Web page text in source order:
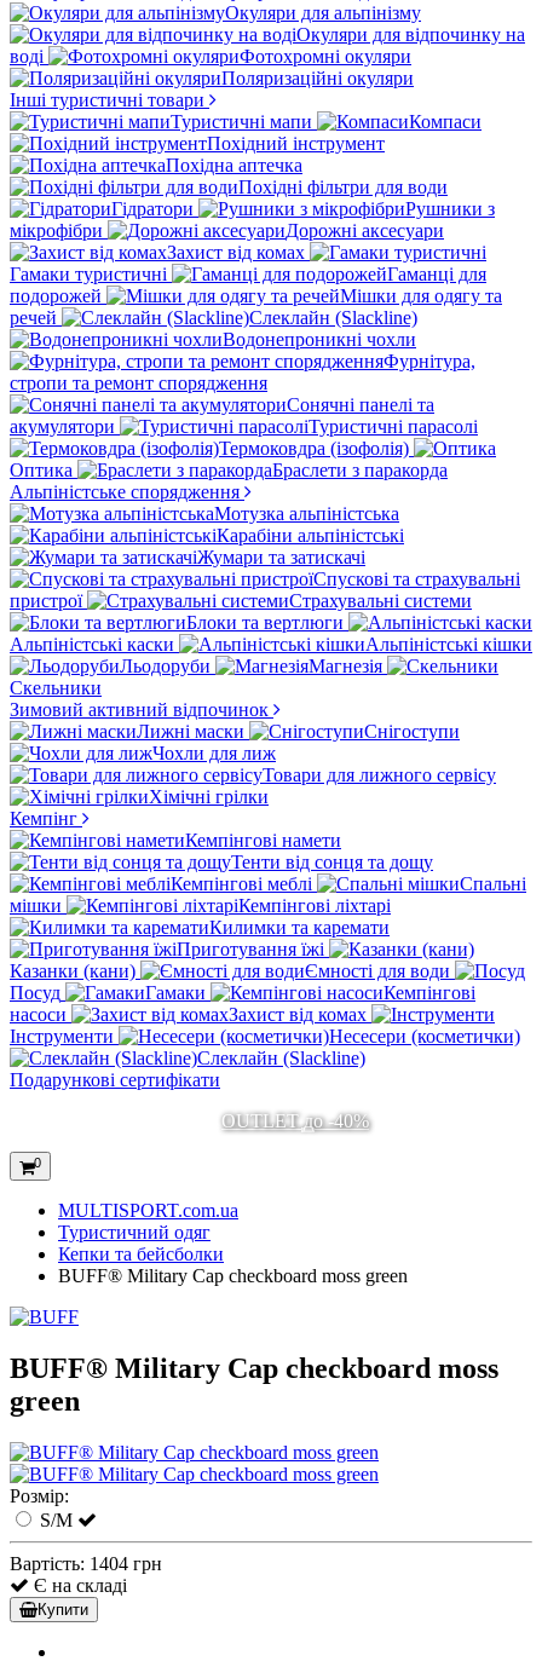
Окуляри для альпінізму
Окуляри для відпочинку на
воді
Фотохромні окуляри
Поляризаційні окуляри
Інші туристичні товари
Туристичні мапи
Компаси
Похідний інструмент
Похідна аптечка
Похідні фільтри для води
Гідратори
Рушники з
мікрофібри
Дорожні аксесуари
Захист від комах
Гамаки туристичні
Гаманці для
подорожей
Мішки для одягу та
речей
Слеклайн (Slackline)
Водонепроникні чохли
Фурнітура,
стропи та ремонт спорядження
Сонячні панелі та
акумулятори
Туристичні парасолі
Термоковдра (ізофолія)
Оптика
Браслети з паракорда
Альпіністське спорядження
Мотузка альпіністська
Карабіни альпіністські
Жумари та затискачі
Спускові та страхувальні
пристрої
Страхувальні системи
Блоки та вертлюги
Альпіністські каски
Альпіністські кішки
Льодоруби
Магнезія
Скельники
Зимовий активний відпочинок
Лижні маски
Снігоступи
Чохли для лиж
Товари для лижного сервісу
Хімічні грілки
Кемпінг
Кемпінгові намети
Тенти від сонця та дощу
Кемпінгові меблі
Спальні
мішки
Кемпінгові ліхтарі
Килимки та каремати
Приготування їжі
Казанки (кани)
Ємності для води
Посуд
Гамаки
Кемпінгові
насоси
Захист від комах
Інструменти
Несесери (косметички)
Слеклайн (Slackline)
Подарункові сертифікати
OUTLET до -40%
0
MULTISPORT.com.ua
Туристичний одяг
Кепки та бейсболки
BUFF® Military Cap checkboard moss green
BUFF® Military Cap checkboard moss
green
Розмір:
S/M
Вартість: 1404 грн
Є на складі
Купити